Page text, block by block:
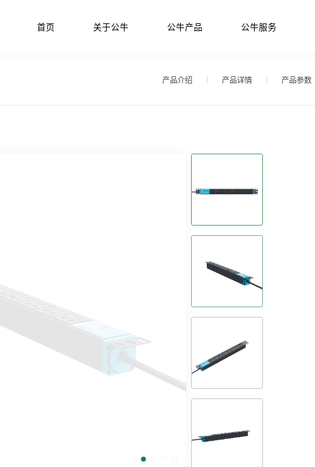
首页 关于公牛 公牛产品 公牛服务
产品介绍 产品详情 产品参数